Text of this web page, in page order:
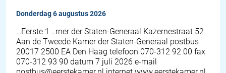
donderdag 6 augustus 2026
…Eerste 1 ..rner der Staten-Generaal Kazernestraat 52
Aan de Tweede Kamer der Staten-Generaal postbus
20017 2500 EA Den Haag telefoon 070-312 92 00 fax
070-312 93 90 datum 7 juli 2026 e-mail